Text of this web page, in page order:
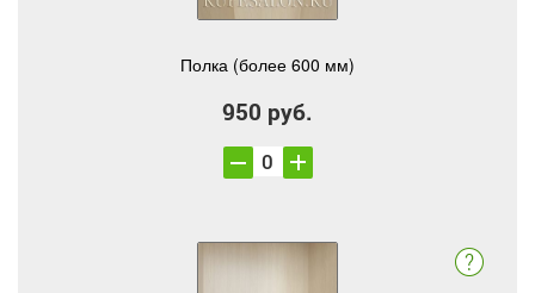
Полка (более 600 мм)
950 руб.